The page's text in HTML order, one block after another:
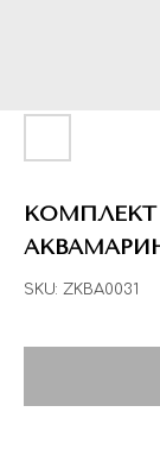
SKU: ZKBA0031